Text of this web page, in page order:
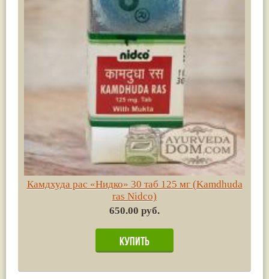
Камдхуда рас «Нидко» 30 таб 125 мг (Kamdhuda
ras Nidco)
650.00 руб.